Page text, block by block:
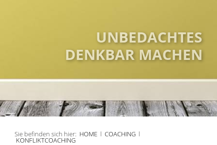
UNBEDACHTES
DENKBAR MACHEN
Sie befinden sich hier: HOME l COACHING l
KONFLIKTCOACHING